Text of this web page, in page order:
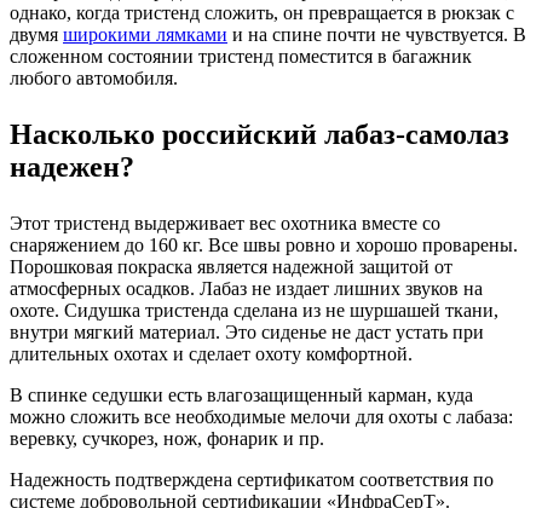
однако, когда тристенд сложить, он превращается в рюкзак с
двумя широкими лямками и на спине почти не чувствуется. В
сложенном состоянии тристенд поместится в багажник
любого автомобиля.
Насколько российский лабаз-самолаз
надежен?
Этот тристенд выдерживает вес охотника вместе со
снаряжением до 160 кг. Все швы ровно и хорошо проварены.
Порошковая покраска является надежной защитой от
атмосферных осадков. Лабаз не издает лишних звуков на
охоте. Сидушка тристенда сделана из не шуршашей ткани,
внутри мягкий материал. Это сиденье не даст устать при
длительных охотах и сделает охоту комфортной.
В спинке седушки есть влагозащищенный карман, куда
можно сложить все необходимые мелочи для охоты с лабаза:
веревку, сучкорез, нож, фонарик и пр.
Надежность подтверждена сертификатом соответствия по
системе добровольной сертификации «ИнфраСерТ».